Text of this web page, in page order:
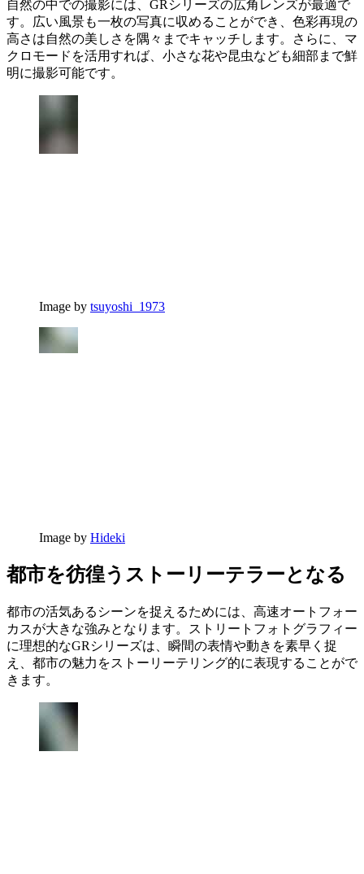
自然の中での撮影には、GRシリーズの広角レンズが最適で
す。広い風景も一枚の写真に収めることができ、色彩再現の
高さは自然の美しさを隅々までキャッチします。さらに、マ
クロモードを活用すれば、小さな花や昆虫なども細部まで鮮
明に撮影可能です。
Image by tsuyoshi_1973
Image by Hideki
都市を彷徨うストーリーテラーとなる
都市の活気あるシーンを捉えるためには、高速オートフォー
カスが大きな強みとなります。ストリートフォトグラフィー
に理想的なGRシリーズは、瞬間の表情や動きを素早く捉
え、都市の魅力をストーリーテリング的に表現することがで
きます。